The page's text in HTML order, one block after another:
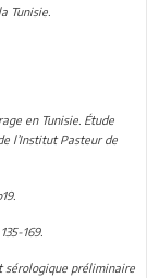
Tunisie.
en Tunisie. Étude
l’Institut Pasteur de
169.
sérologique préliminaire